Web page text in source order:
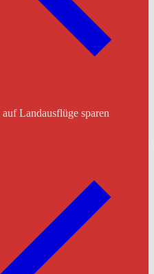
auf Landausflüge sparen